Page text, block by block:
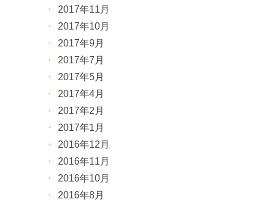
2017年11月
2017年10月
2017年9月
2017年7月
2017年5月
2017年4月
2017年2月
2017年1月
2016年12月
2016年11月
2016年10月
2016年8月